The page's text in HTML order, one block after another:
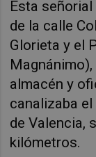
Esta
de la calle
Glorieta y el
almacén y
canalizaba
de Valencia,
kilómetros.